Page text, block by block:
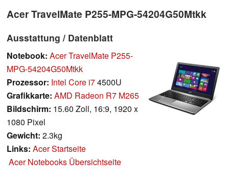
Acer TravelMate P255-MPG-54204G50Mtkk
Ausstattung / Datenblatt
Notebook: Acer TravelMate P255-
MPG-54204G50Mtkk
Prozessor: Intel Core i74500U
Grafikkarte: AMD Radeon R7 M265
Bildschirm: 15.60 Zoll, 16:9, 1920 x
1080 Pixel
Gewicht: 2.3kg
Links: Acer Startseite
Acer Notebooks Übersichtseite